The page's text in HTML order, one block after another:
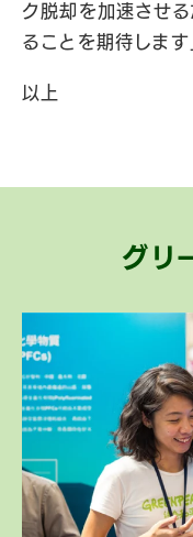
ク脱却を加速させ
ることを期待します
以上
グリ